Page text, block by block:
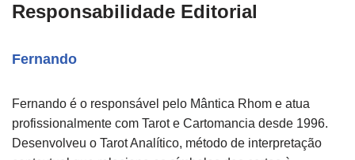
Responsabilidade Editorial
Fernando
Fernando é o responsável pelo Mântica Rhom e atua
profissionalmente com Tarot e Cartomancia desde 1996.
Desenvolveu o Tarot Analítico, método de interpretação